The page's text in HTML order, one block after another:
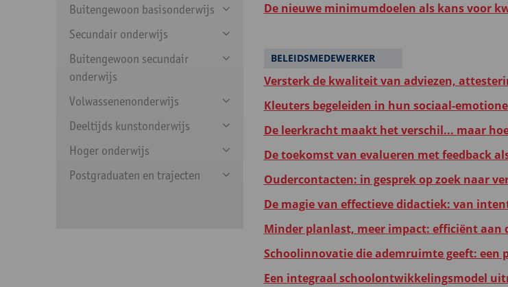
Buitengewoon basisonderwijs
Secundair onderwijs
Buitengewoon secundair
onderwijs
Volwassenenonderwijs
Deeltijds kunstonderwijs
Hoger onderwijs
Postgraduaten en trajecten
De nieuwe minimumdoelen als kans voor
BELEIDSMEDEWERKER
Versterk de kwaliteit van adviezen,
Kleuters begeleiden in hun sociaal-
De leerkracht maakt het verschil... maar
De toekomst van evalueren met feedback
Oudercontacten: in gesprek op zoek naar
De magie van effectieve didactiek: van
Minder planlast, meer impact: efficiënt aan
Schoolinnovatie die ademruimte geeft: een
Een integraal schoolontwikkelingsmodel